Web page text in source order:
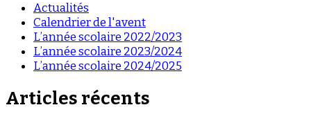
Actualités
Calendrier de l'avent
L’année scolaire 2022/2023
L’année scolaire 2023/2024
L’année scolaire 2024/2025
Articles récents